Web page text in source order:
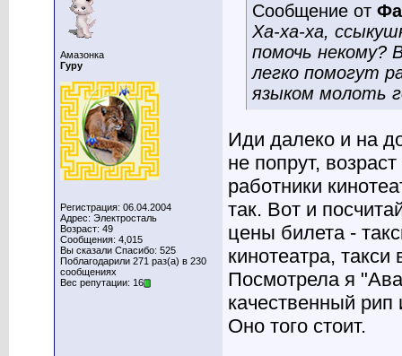
Амазонка
Гуру
Регистрация: 06.04.2004
Адрес: Электросталь
Возраст: 49
Сообщения: 4,015
Вы сказали Спасибо: 525
Поблагодарили 271 раз(а) в 230
сообщениях
Вес репутации: 16
Сообщение от
Ха-ха-ха,
помочь некому?
легко помогут
языком молоть
Иди далеко и на
не попрут,
работники
так. Вот и
цены билета -
кинотеатра,
Посмотрела я
качественный
Оно того стоит.